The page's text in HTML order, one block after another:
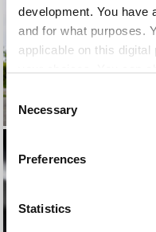
development. You have
and for what purposes.
applicable on this
the Privacy trigger icon.
Collect information
Identify your
Consent
Selection
Necessary
Preferences
Statistics